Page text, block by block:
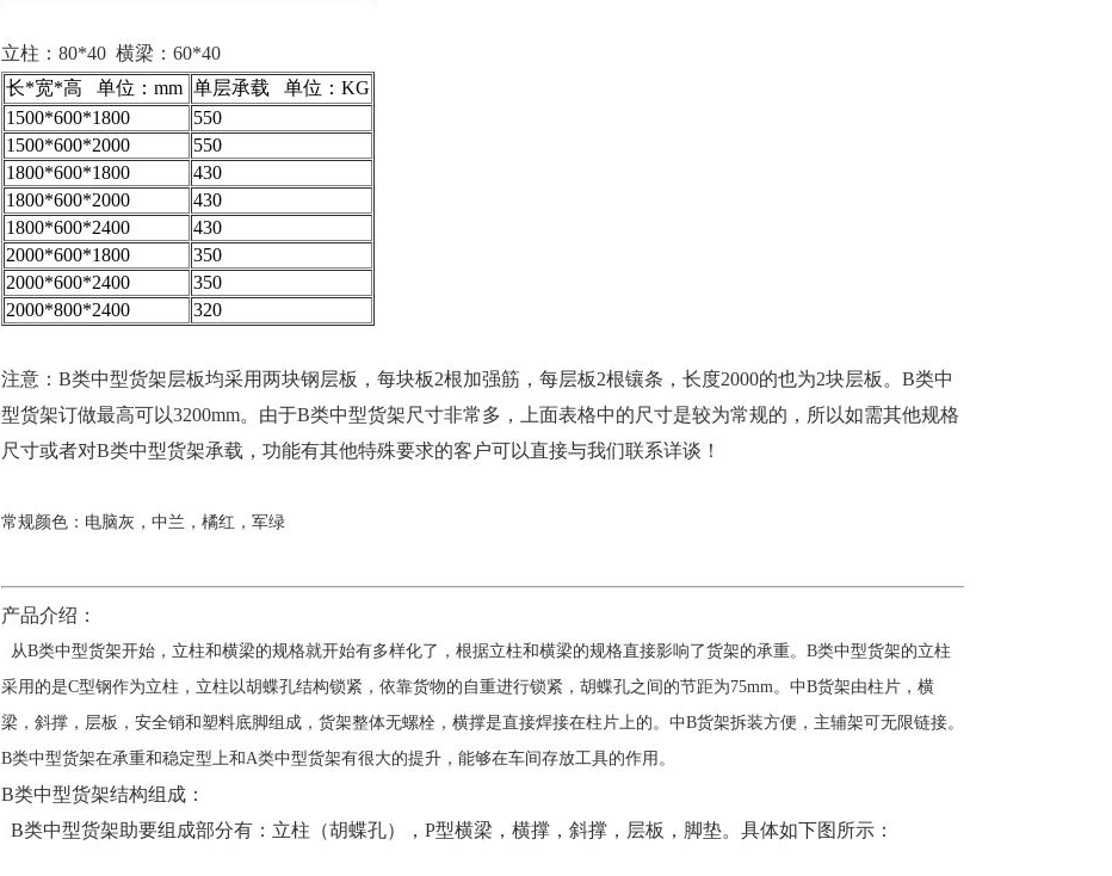
立柱：80*40 横梁：60*40
长*宽*高 单位：mm 单层承载 单位：KG
1500*600*1800
550
1500*600*2000
550
1800*600*1800
430
1800*600*2000
430
1800*600*2400
430
2000*600*1800
350
2000*600*2400
350
2000*800*2400
320
注意：B类中型货架层板均采用两块钢层板，每块板2根加强筋，每层板2根镶条，长度2000的也为2块层板。B类中
型货架订做最高可以3200mm。由于B类中型货架尺寸非常多，上面表格中的尺寸是较为常规的，所以如需其他规格
尺寸或者对B类中型货架承载，功能有其他特殊要求的客户可以直接与我们联系详谈！
常规颜色：电脑灰，中兰，橘红，军绿
产品介绍：
从B类中型货架开始，立柱和横梁的规格就开始有多样化了，根据立柱和横梁的规格直接影响了货架的承重。B类中型货架的立柱
采用的是C型钢作为立柱，立柱以胡蝶孔结构锁紧，依靠货物的自重进行锁紧，胡蝶孔之间的节距为75mm。中B货架由柱片，横
梁，斜撑，层板，安全销和塑料底脚组成，货架整体无螺栓，横撑是直接焊接在柱片上的。中B货架拆装方便，主辅架可无限链接。
B类中型货架在承重和稳定型上和A类中型货架有很大的提升，能够在车间存放工具的作用。
B类中型货架结构组成：
B类中型货架助要组成部分有：立柱（胡蝶孔），P型横梁，横撑，斜撑，层板，脚垫。具体如下图所示：